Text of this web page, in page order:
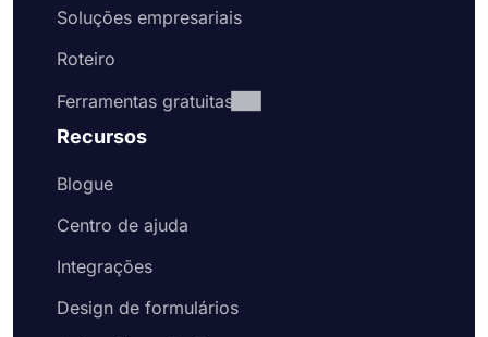
Soluções empresariais
Roteiro
Ferramentas gratuitas
Recursos
Blogue
Centro de ajuda
Integrações
Design de formulários